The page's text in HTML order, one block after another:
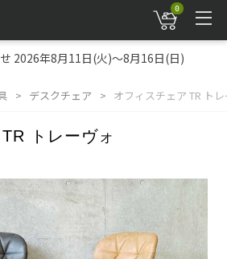
0
2026年8月11日(火)～8月16日(日)
デスクチェア オフィスチェア TR ト
トレーヴォ